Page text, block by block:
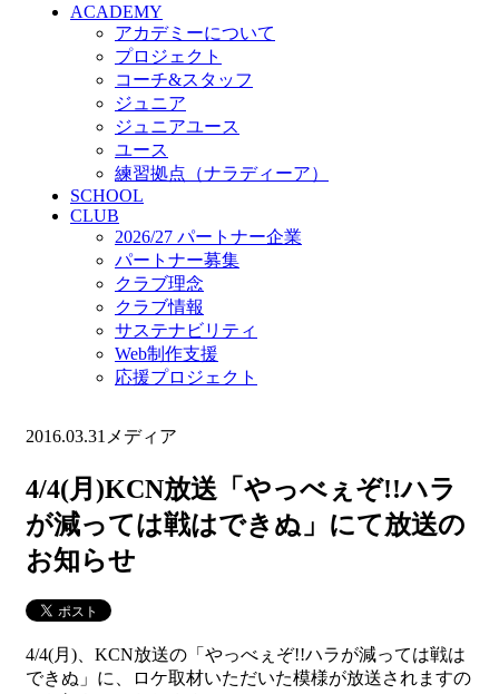
ACADEMY
アカデミーについて
プロジェクト
コーチ&スタッフ
ジュニア
ジュニアユース
ユース
練習拠点（ナラディーア）
SCHOOL
CLUB
2026/27 パートナー企業
パートナー募集
クラブ理念
クラブ情報
サステナビリティ
Web制作支援
応援プロジェクト
2016.03.31 メディア
4/4(月)KCN放送「やっべぇぞ!!ハラ
が減っては戦はできぬ」にて放送の
お知らせ
4/4(月)、KCN放送の「やっべぇぞ!!ハラが減っては戦は
できぬ」に、ロケ取材いただいた模様が放送されますの